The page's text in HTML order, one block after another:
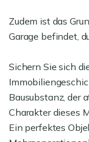
Zudem ist das
Garage befindet,
Sichern Sie sich
Bausubstanz, der
Charakter dieses
Ein perfektes